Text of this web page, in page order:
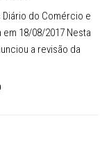
do Comércio e
18/08/2017 Nesta
a revisão da